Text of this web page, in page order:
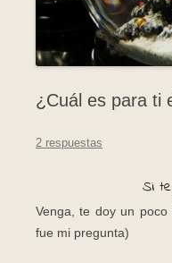
¿Cuál es para ti
2 respuestas
Si
Venga, te doy un
fue mi pregunta)